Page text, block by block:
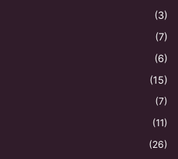
(3)
(7)
(6)
(15)
(7)
(11)
(26)